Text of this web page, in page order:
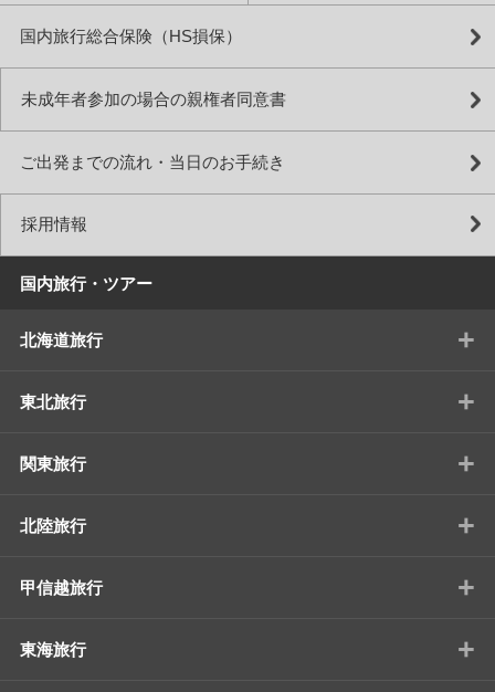
国内旅行総合保険（HS損保）
未成年者参加の場合の親権者同意書
ご出発までの流れ・当日のお手続き
採用情報
国内旅行・ツアー
北海道旅行 +
東北旅行 +
関東旅行 +
北陸旅行 +
甲信越旅行 +
東海旅行 +